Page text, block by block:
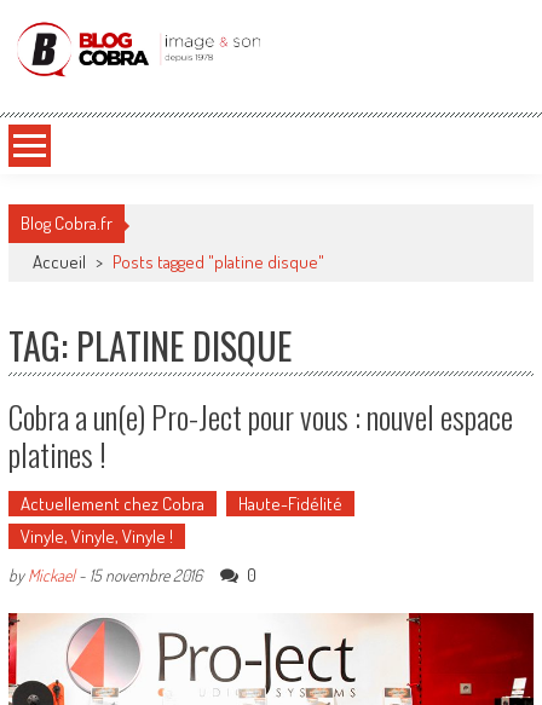
Blog Cobra
Blog Cobra.fr
Accueil > Posts tagged "platine disque"
TAG: PLATINE DISQUE
Cobra a un(e) Pro-Ject pour vous : nouvel espace
platines !
Actuellement chez Cobra
Haute-Fidélité
Vinyle, Vinyle, Vinyle !
byMickael- 15 novembre 2016 0